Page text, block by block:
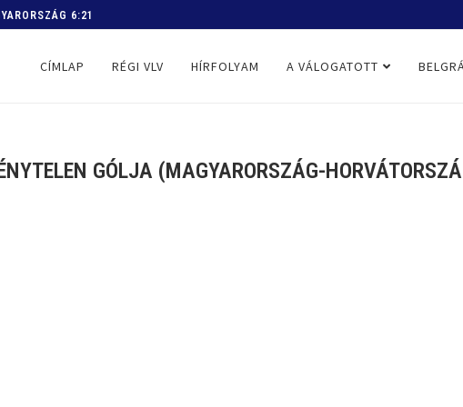
PROGRAM
CÍMLAP RÉGI VLV HÍRFOLYAM A VÁLOGATOTT
GÓLJA (MAGYARORSZÁG-